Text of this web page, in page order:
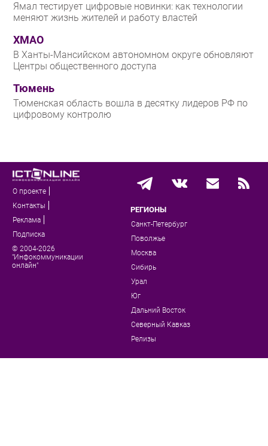
Ямал тестирует цифровые новинки: как технологии
меняют жизнь жителей и работу властей
ХМАО
В Ханты-Мансийском автономном округе обновляют
Центры общественного доступа
Тюмень
Тюменская область вошла в десятку лидеров РФ по
цифровому контролю
О проекте
Контакты
Реклама
Подписка
© 2004-2026
"Инфокоммуникации
онлайн"
РЕГИОНЫ
Санкт-Петербург
Поволжье
Москва
Сибирь
Урал
Юг
Дальний Восток
Северный Кавказ
Релизы